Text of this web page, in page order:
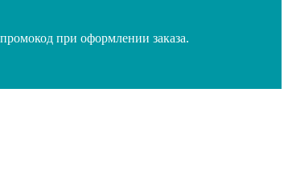
при оформлении заказа.